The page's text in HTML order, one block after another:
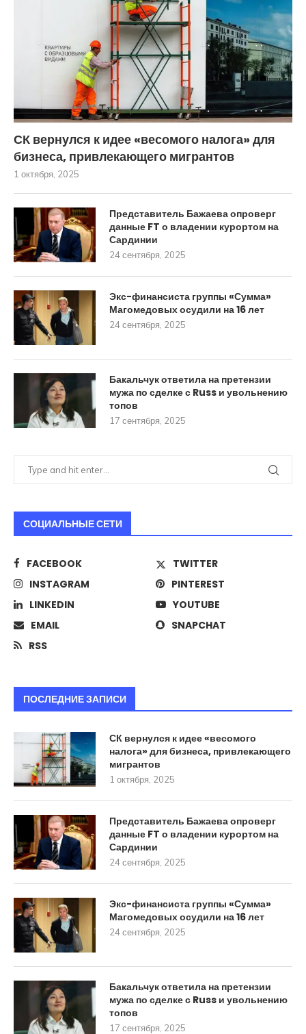
СК вернулся к идее «весомого налога» для
бизнеса, привлекающего мигрантов
1 октября, 2025
Представитель Бажаева опроверг
данные FT о владении курортом на
Сардинии
24 сентября, 2025
Экс-финансиста группы «Сумма»
Магомедовых осудили на 16 лет
24 сентября, 2025
Бакальчук ответила на претензии
мужа по сделке с Russ и увольнению
топов
17 сентября, 2025
СОЦИАЛЬНЫЕ СЕТИ
FACEBOOK
TWITTER
INSTAGRAM
PINTEREST
LINKEDIN
YOUTUBE
EMAIL
SNAPCHAT
RSS
ПОСЛЕДНИЕ ЗАПИСИ
СК вернулся к идее «весомого
налога» для бизнеса, привлекающего
мигрантов
1 октября, 2025
Представитель Бажаева опроверг
данные FT о владении курортом на
Сардинии
24 сентября, 2025
Экс-финансиста группы «Сумма»
Магомедовых осудили на 16 лет
24 сентября, 2025
Бакальчук ответила на претензии
мужа по сделке с Russ и увольнению
топов
17 сентября, 2025